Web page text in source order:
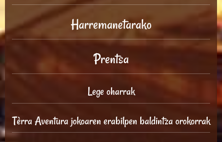
Harremanetarako
Prentsa
Lege oharrak
Tèrra Aventura jokoaren erabilpen baldintza orokorrak